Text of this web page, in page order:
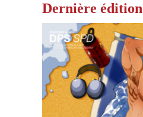
Dernière édition